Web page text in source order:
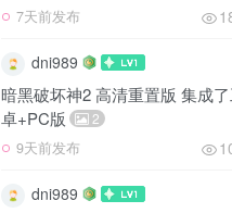
7天前发布
dni989
暗黑破坏神2 高清重置版 集成
卓+PC版
2
9天前发布
dni989